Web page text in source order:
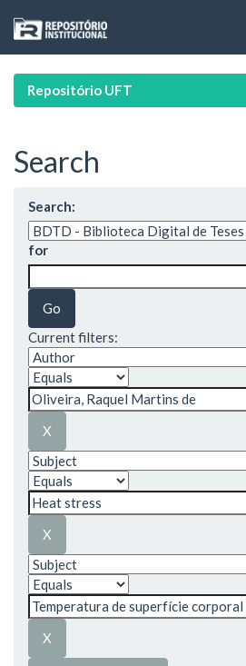
navigation
Repositório UFT
Search
Search:
for
Current filters: